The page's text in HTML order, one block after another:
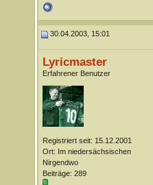
30.04.2003, 15:01
Lyricmaster
Erfahrener Benutzer
Registriert seit: 15.12.2001
Ort: Im niedersächsischen
Nirgendwo
Beiträge: 289